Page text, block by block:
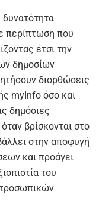
περίπτωση που
έτσι την
δημοσίων
διορθώσεις
myInfo όσο και
δημόσιες
βρίσκονται στο
στην αποφυγή
και προάγει
του
προσωπικών